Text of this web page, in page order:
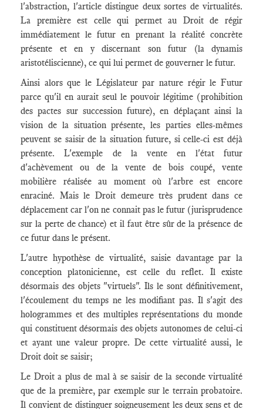
l'abstraction, l'article distingue deux sortes de virtualités.
La première est celle qui permet au Droit de régir
immédiatement le futur en prenant la réalité concrète
présente et en y discernant son futur (la dynamis
aristotéliscienne), ce qui lui permet de gouverner le futur.
Ainsi alors que le Législateur par nature régir le Futur
parce qu'il en aurait seul le pouvoir légitime (prohibition
des pactes sur succession future), en déplaçant ainsi la
vision de la situation présente, les parties elles-mêmes
peuvent se saisir de la situation future, si celle-ci est déjà
présente. L'exemple de la vente en l'état futur
d'achèvement ou de la vente de bois coupé, vente
mobilière réalisée au moment où l'arbre est encore
enraciné. Mais le Droit demeure très prudent dans ce
déplacement car l'on ne connait pas le futur (jurisprudence
sur la perte de chance) et il faut être sûr de la présence de
ce futur dans le présent.
L'autre hypothèse de virtualité, saisie davantage par la
conception platonicienne, est celle du reflet. Il existe
désormais des objets "virtuels". Ils le sont définitivement,
l'écoulement du temps ne les modifiant pas. Il s'agit des
hologrammes et des multiples représentations du monde
qui constituent désormais des objets autonomes de celui-ci
et ayant une valeur propre. De cette virtualité aussi, le
Droit doit se saisir;
Le Droit a plus de mal à se saisir de la seconde virtualité
que de la première, par exemple sur le terrain probatoire.
Il convient de distinguer soigneusement les deux sens et de